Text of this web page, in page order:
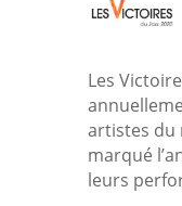
Les
artistes du
marqué
leurs